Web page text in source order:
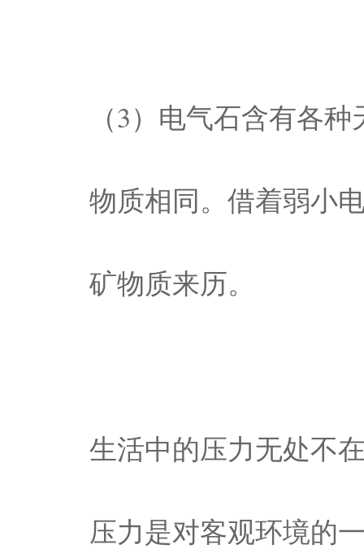
（3）电气石含有各
物质相同。借着弱小
矿物质来历。
生活中的压力无处不
压力是对客观环境的